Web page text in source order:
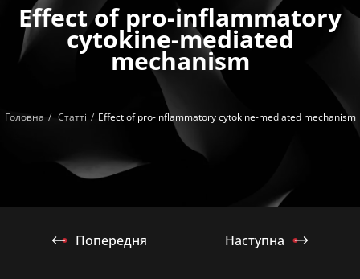
Effect of pro-inflammatory
cytokine-mediated
mechanism
Головна Статті Effect of pro-inflammatory cytokine-mediated mechanism
Попередня Наступна